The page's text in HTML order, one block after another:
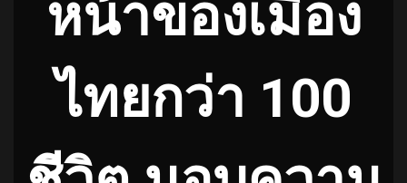
หน้าของเมือง
ไทยกว่า 100